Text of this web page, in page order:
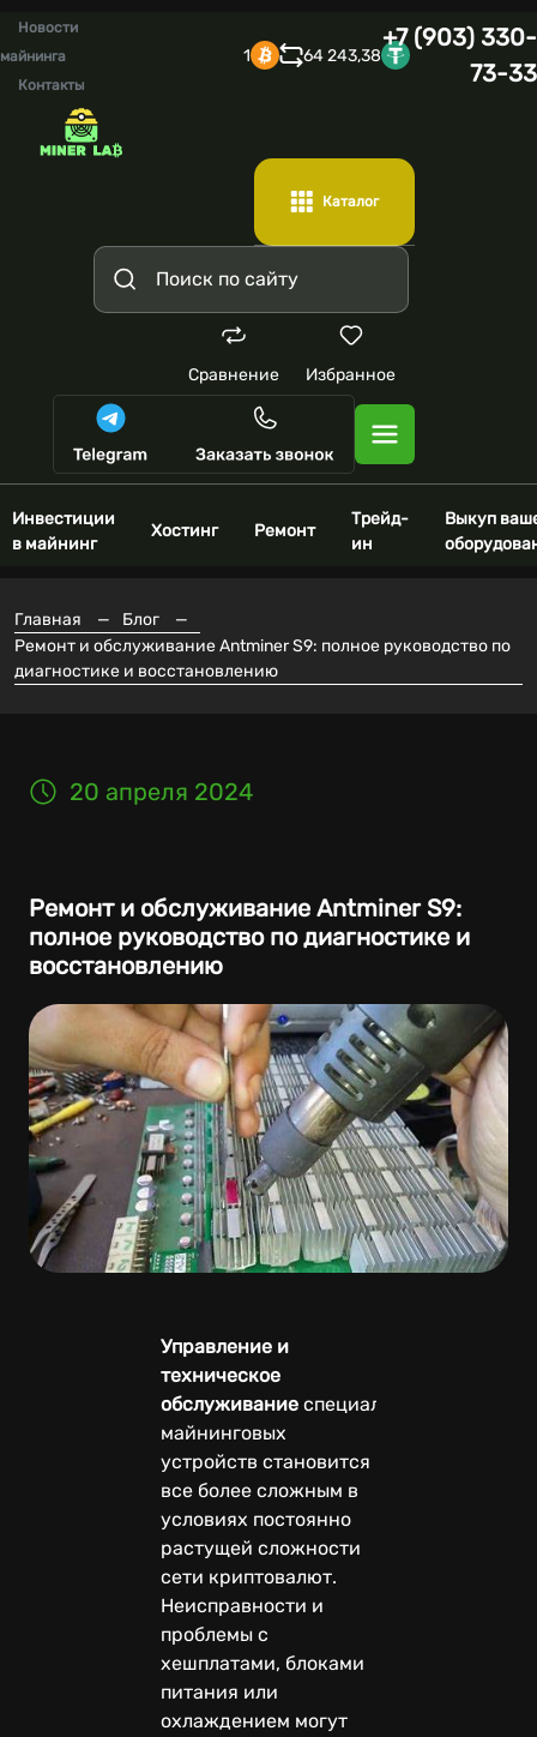
Новости
майнинга
Контакты
1 64 243,38
+7 (903) 330-
73-33
Каталог
Сравнение Избранное
Инвестиции
в майнинг
Хостинг Ремонт
Трейд-
ин
Выкуп
Главная — Блог
—
Ремонт и обслуживание Antminer S9: полное руководство по
диагностике и восстановлению
20 апреля 2024
Ремонт и обслуживание Antminer S9:
полное руководство по диагностике и
восстановлению
Управление и
техническое
обслуживание специализированных
майнинговых
устройств становится
все более сложным в
условиях постоянно
растущей сложности
сети криптовалют.
Неисправности и
проблемы с
хешплатами, блоками
питания или
охлаждением могут